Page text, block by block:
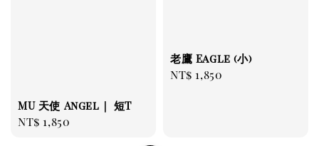
MU 天使 Angel｜ 短T
Regular
NT$ 1,850
老鷹 Eagle (小)
Regular
NT$ 1,850